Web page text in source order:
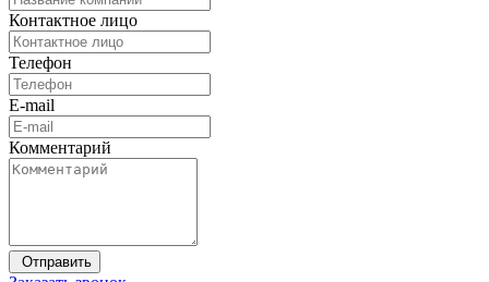
Контактное лицо
Телефон
E-mail
Комментарий